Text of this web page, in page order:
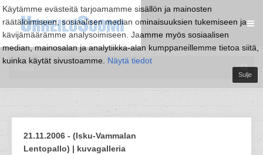
Käytämme evästeitä tarjoamamme sisällön ja mainosten
räätälöimiseen, sosiaalisen median ominaisuuksien tukemiseen ja
kävijämäärämme analysoimiseen. Jaamme myös sosiaalisen
median, mainosalan ja analytiikka-alan kumppaneillemme tietoa siitä,
kuinka käytät sivustoamme. Näytä tiedot
Sulje
21.11.2006 - (Isku-Vammalan
Lentopallo) | kuvagalleria